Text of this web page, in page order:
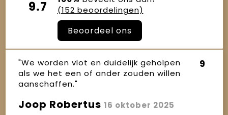
9.7
(152 beoordelingen)
Beoordeel ons
"We worden vlot en duidelijk geholpen
als we het een of ander zouden willen
aanschaffen."
9
Joop Robertus 16 oktober 2025